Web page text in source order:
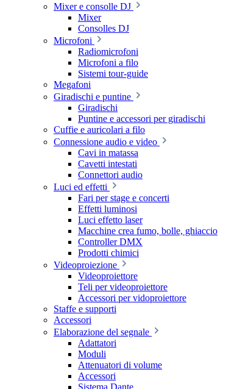
Mixer e consolle DJ
Mixer
Consolles DJ
Microfoni
Radiomicrofoni
Microfoni a filo
Sistemi tour-guide
Megafoni
Giradischi e puntine
Giradischi
Puntine e accessori per giradischi
Cuffie e auricolari a filo
Connessione audio e video
Cavi in matassa
Cavetti intestati
Connettori audio
Luci ed effetti
Fari per stage e concerti
Effetti luminosi
Luci effetto laser
Macchine crea fumo, bolle, ghiaccio
Controller DMX
Prodotti chimici
Videoproiezione
Videoproiettore
Teli per videoproiettore
Accessori per vidoproiettore
Staffe e supporti
Accessori
Elaborazione del segnale
Adattatori
Moduli
Attenuatori di volume
Accessori
Sistema Dante